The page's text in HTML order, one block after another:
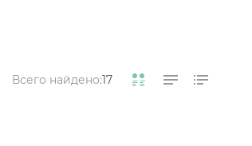
Всего найдено:17